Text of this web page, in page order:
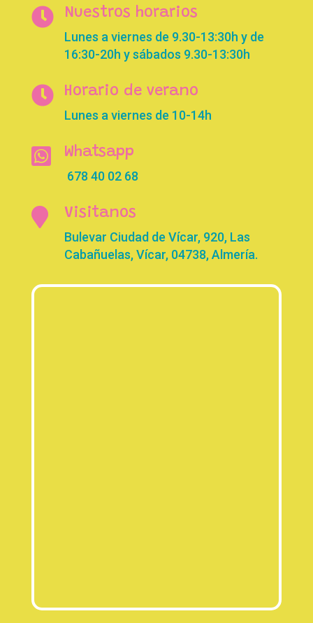
 Nuestros horarios
Lunes a viernes de 9.30-13:30h y de
16:30-20h y sábados 9.30-13:30h
 Horario de verano
Lunes a viernes de 10-14h
 Whatsapp
678 40 02 68
 Visitanos
Bulevar Ciudad de Vícar, 920, Las
Cabañuelas, Vícar, 04738, Almería.